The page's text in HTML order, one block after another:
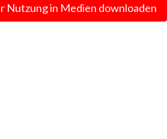
Nutzung in Medien downloaden